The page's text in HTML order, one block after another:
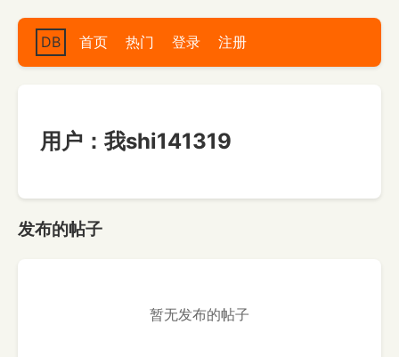
DB 首页 热门 登录 注册
用户：我shi141319
发布的帖子
暂无发布的帖子